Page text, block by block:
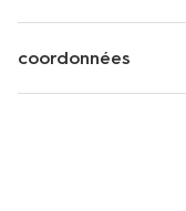
coordonnées